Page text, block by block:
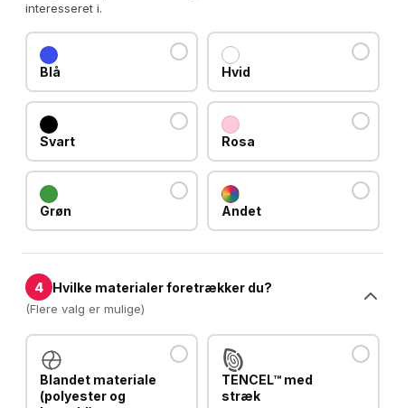
interesseret i.
Blå Hvid
Svart Rosa
Grøn Andet
4 Hvilke materialer foretrækker du?
(Flere valg er mulige)
Blandet materiale
(polyester og
TENCEL™ med
stræk